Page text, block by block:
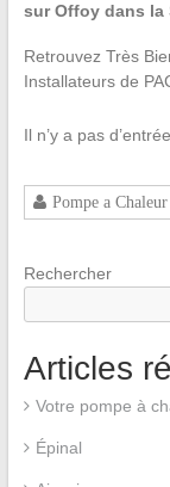
sur Offoy dans la
Retrouvez Très
Installateurs de
Il n’y a pas
Pompe a Chaleur
Rechercher
Articles
Votre pompe à
Épinal